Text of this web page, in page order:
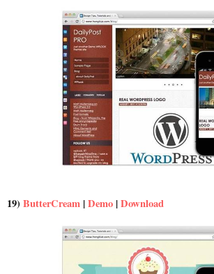
19)ButterCream |Demo |Download